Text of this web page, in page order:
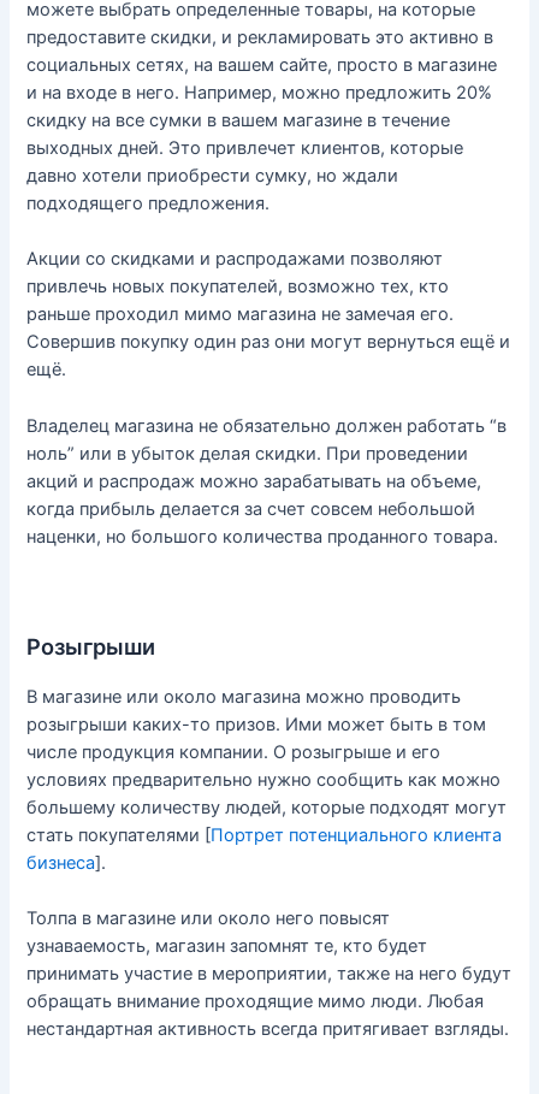
можете выбрать определенные товары, на которые
предоставите скидки, и рекламировать это активно в
социальных сетях, на вашем сайте, просто в магазине
и на входе в него. Например, можно предложить 20%
скидку на все сумки в вашем магазине в течение
выходных дней. Это привлечет клиентов, которые
давно хотели приобрести сумку, но ждали
подходящего предложения.
Акции со скидками и распродажами позволяют
привлечь новых покупателей, возможно тех, кто
раньше проходил мимо магазина не замечая его.
Совершив покупку один раз они могут вернуться ещё и
ещё.
Владелец магазина не обязательно должен работать “в
ноль” или в убыток делая скидки. При проведении
акций и распродаж можно зарабатывать на объеме,
когда прибыль делается за счет совсем небольшой
наценки, но большого количества проданного товара.
Розыгрыши
В магазине или около магазина можно проводить
розыгрыши каких-то призов. Ими может быть в том
числе продукция компании. О розыгрыше и его
условиях предварительно нужно сообщить как можно
большему количеству людей, которые подходят могут
стать покупателями [Портрет потенциального клиента
бизнеса].
Толпа в магазине или около него повысят
узнаваемость, магазин запомнят те, кто будет
принимать участие в мероприятии, также на него будут
обращать внимание проходящие мимо люди. Любая
нестандартная активность всегда притягивает взгляды.